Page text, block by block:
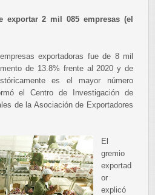
exportar 2 mil 085 empresas (el
exportadoras fue de 8 mil
de 13.8% frente al 2020 y de
es el mayor número
el Centro de Investigación de
de la Asociación de Exportadores
El
gremio
exportad
or
explicó